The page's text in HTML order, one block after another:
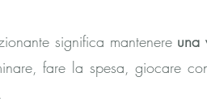
significa mantenere una
fare la spesa, giocare